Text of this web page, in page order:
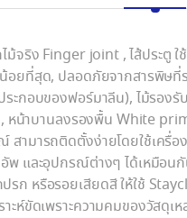
ม้จริง Finger joint , ไส้ประตู
อยที่สุด, ปลอดภัยจากสารพิษที่ร
ระกอบของฟอร์มาลีน), ไม้รอ
หน้าบานลงรองพื้น White
ามารถติดตั้งง่ายโดยใช้เครื่อ
พ และอุปกรณ์ต่างๆ ได้เหมือนกั
ก หรือรอยเสียดสี ให้ใช้
ะห์ขัดเพราะความคมของวัสดุเ